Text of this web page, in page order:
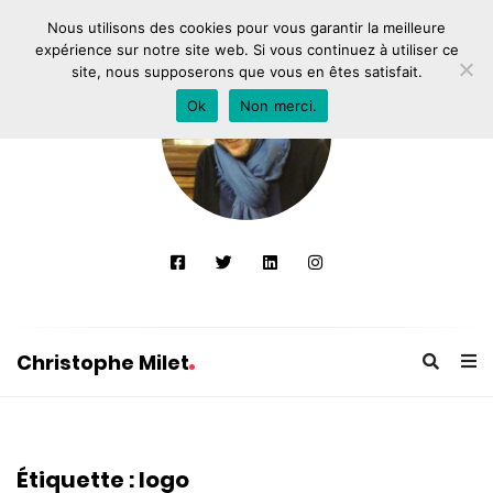
Christophe Milet
r
Étiquette :logo
Nous utilisons des cookies pour vous garantir la meilleure
expérience sur notre site web. Si vous continuez à utiliser ce
site, nous supposerons que vous en êtes satisfait.
Ok
Non merci.